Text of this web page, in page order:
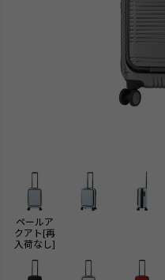
ペールア
クアト[再
入荷なし]